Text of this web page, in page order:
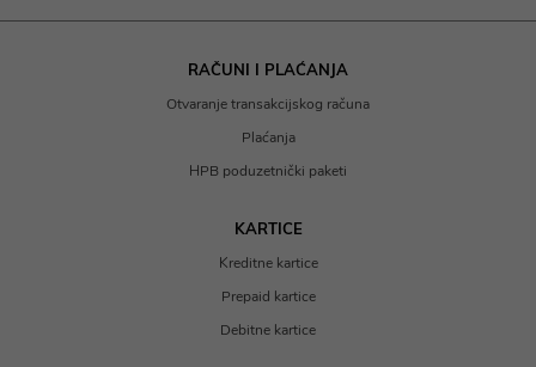
RAČUNI I PLAĆANJA
Otvaranje transakcijskog računa
Plaćanja
HPB poduzetnički paketi
KARTICE
Kreditne kartice
Prepaid kartice
Debitne kartice